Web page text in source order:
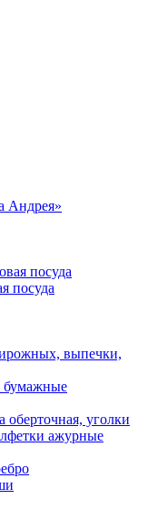
Андрея»
посуда
посуда
выпечки,
бумажные
оберточная, уголки
ажурные